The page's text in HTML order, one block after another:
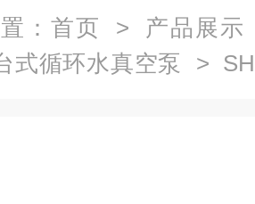
： 首页 > 产品展示
式循环水真空泵 >